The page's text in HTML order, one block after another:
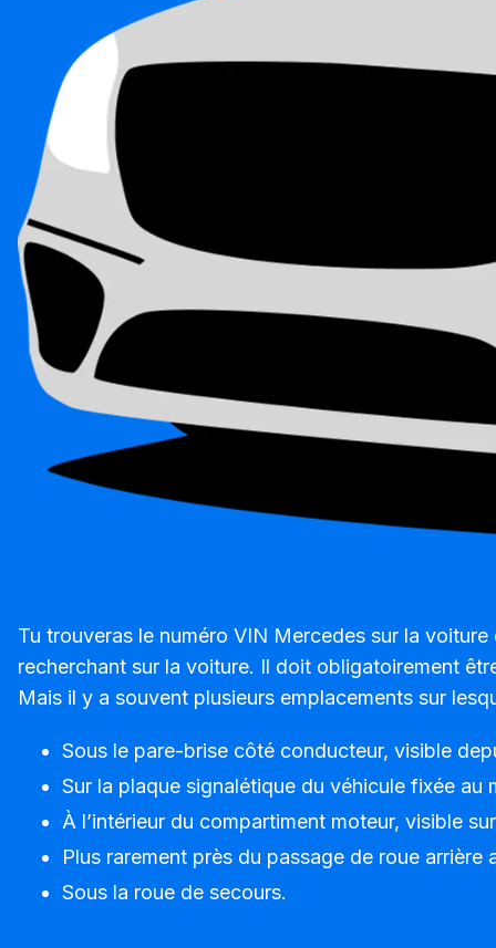
Tu trouveras le numéro VIN Mercedes sur la
recherchant sur la voiture. Il doit obligatoirement
Mais il y a souvent plusieurs emplacements sur
Sous le pare-brise côté conducteur, visible
Sur la plaque signalétique du véhicule fixée
À l’intérieur du compartiment moteur, visible
Plus rarement près du passage de roue arrière
Sous la roue de secours.